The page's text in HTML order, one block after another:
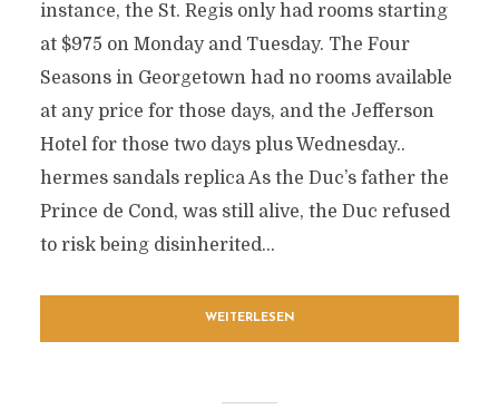
instance, the St. Regis only had rooms starting
at $975 on Monday and Tuesday. The Four
Seasons in Georgetown had no rooms available
at any price for those days, and the Jefferson
Hotel for those two days plus Wednesday..
hermes sandals replica As the Duc’s father the
Prince de Cond, was still alive, the Duc refused
to risk being disinherited...
WEITERLESEN